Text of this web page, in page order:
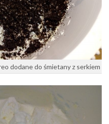
dodane do śmietany z serkiem